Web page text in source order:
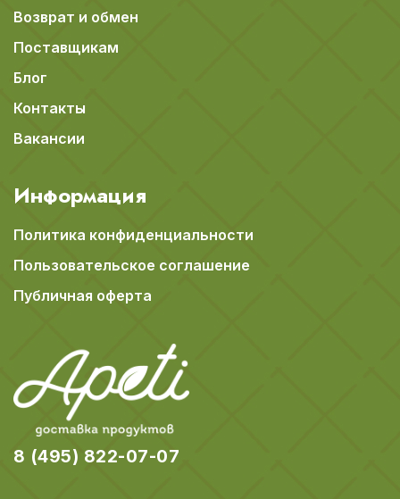
Возврат и обмен
Поставщикам
Блог
Контакты
Вакансии
Информация
Политика конфиденциальности
Пользовательское соглашение
Публичная оферта
8 (495) 822-07-07